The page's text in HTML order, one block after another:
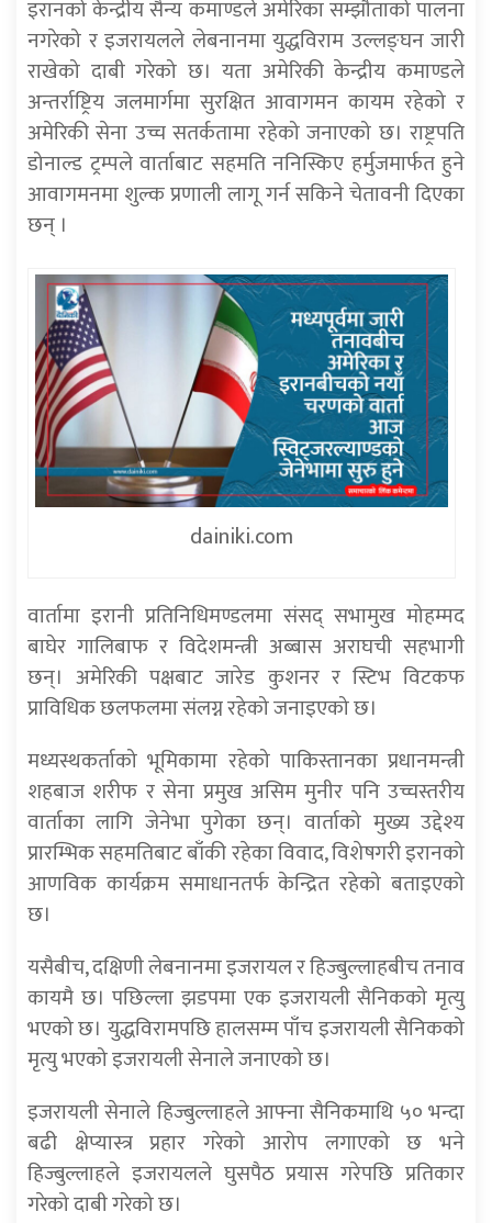
इरानको केन्द्रीय सैन्य कमाण्डले अमेरिका सम्झौताको पालना
नगरेको र इजरायलले लेबनानमा युद्धविराम उल्लङ्घन जारी
राखेको दाबी गरेको छ। यता अमेरिकी केन्द्रीय कमाण्डले
अन्तर्राष्ट्रिय जलमार्गमा सुरक्षित आवागमन कायम रहेको र
अमेरिकी सेना उच्च सतर्कतामा रहेको जनाएको छ। राष्ट्रपति
डोनाल्ड ट्रम्पले वार्ताबाट सहमति ननिस्किए हर्मुजमार्फत हुने
आवागमनमा शुल्क प्रणाली लागू गर्न सकिने चेतावनी दिएका
छन् ।
dainiki.com
वार्तामा इरानी प्रतिनिधिमण्डलमा संसद् सभामुख मोहम्मद
बाघेर गालिबाफ र विदेशमन्त्री अब्बास अराघची सहभागी
छन्। अमेरिकी पक्षबाट जारेड कुशनर र स्टिभ विटकफ
प्राविधिक छलफलमा संलग्न रहेको जनाइएको छ।
मध्यस्थकर्ताको भूमिकामा रहेको पाकिस्तानका प्रधानमन्त्री
शहबाज शरीफ र सेना प्रमुख असिम मुनीर पनि उच्चस्तरीय
वार्ताका लागि जेनेभा पुगेका छन्। वार्ताको मुख्य उद्देश्य
प्रारम्भिक सहमतिबाट बाँकी रहेका विवाद, विशेषगरी इरानको
आणविक कार्यक्रम समाधानतर्फ केन्द्रित रहेको बताइएको
छ।
यसैबीच, दक्षिणी लेबनानमा इजरायल र हिज्बुल्लाहबीच तनाव
कायमै छ। पछिल्ला झडपमा एक इजरायली सैनिकको मृत्यु
भएको छ। युद्धविरामपछि हालसम्म पाँच इजरायली सैनिकको
मृत्यु भएको इजरायली सेनाले जनाएको छ।
इजरायली सेनाले हिज्बुल्लाहले आफ्ना सैनिकमाथि ५० भन्दा
बढी क्षेप्यास्त्र प्रहार गरेको आरोप लगाएको छ भने
हिज्बुल्लाहले इजरायलले घुसपैठ प्रयास गरेपछि प्रतिकार
गरेको दाबी गरेको छ।